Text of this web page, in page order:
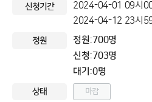
2024-04-01 09시
2024-04-12 23시
정원:700명
신청:703명
대기:0명
마감